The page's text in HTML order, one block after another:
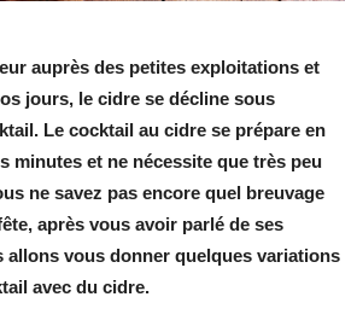
auprès des petites exploitations et
jours, le cidre se décline sous
Le cocktail au cidre se prépare en
minutes et ne nécessite que très peu
ne savez pas encore quel breuvage
après vous avoir parlé de ses
allons vous donner quelques variations
avec du cidre.